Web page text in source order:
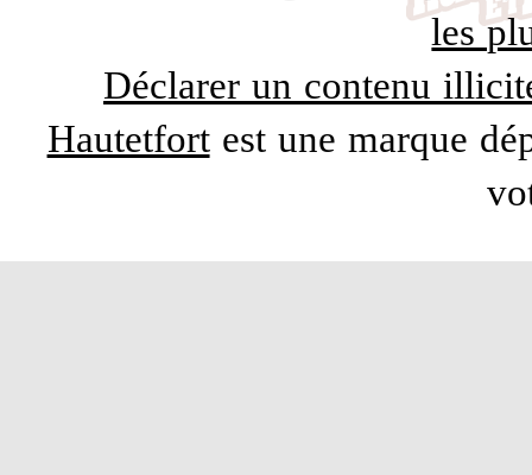
les
Déclarer un contenu
Hautetfortest une marque